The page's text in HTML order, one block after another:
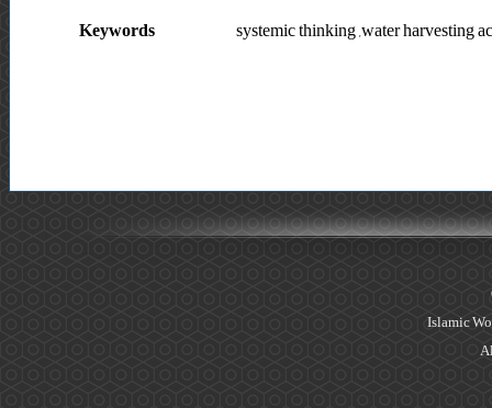
Keywords
systemic thinking ,water harvesting
Islamic